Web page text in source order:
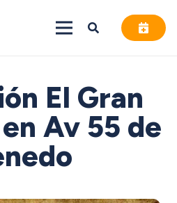
El Gran
Av 55 de